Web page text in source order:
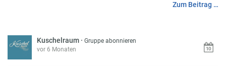
Zum Beitrag …
Kuschelraum ·Gruppe abonnieren
vor 6 Monaten